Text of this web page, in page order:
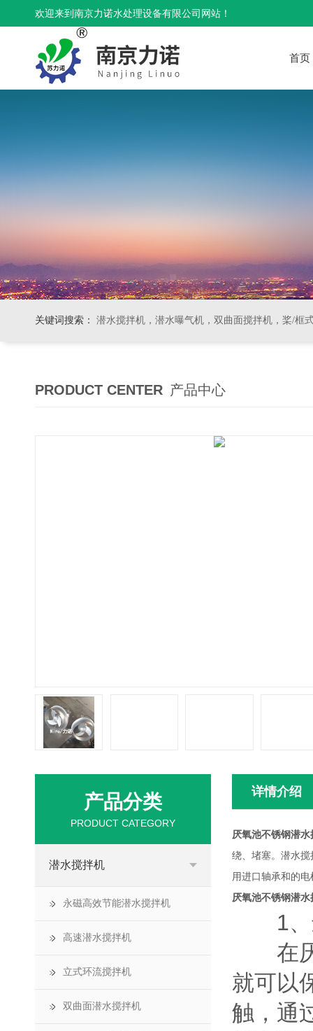
欢迎来到南京力诺水处理设备有限公司网站！
首页
关键词搜索： 潜水搅拌机，潜水曝气机，双曲面搅拌机，桨/框式搅拌
PRODUCT CENTER 产品中心
详情介绍
厌氧池不锈钢潜水
绕、堵塞。潜水
用进口轴承和的
厌氧池不锈钢潜水
1、
在厌
就可以
触，通
产品分类
PRODUCT CATEGORY
潜水搅拌机
永磁高效节能潜水搅拌机
高速潜水搅拌机
立式环流搅拌机
双曲面潜水搅拌机